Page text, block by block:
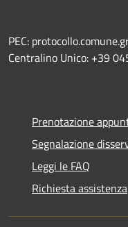
PEC:
Centralino Unico: +39
Prenotazione
Segnalazione
Leggi le FAQ
Richiesta assistenza